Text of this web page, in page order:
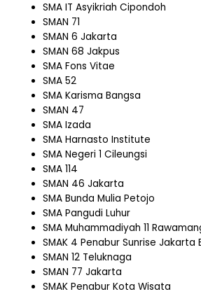
SMA IT Asyikriah Cipondoh
SMAN 71
SMAN 6 Jakarta
SMAN 68 Jakpus
SMA Fons Vitae
SMA 52
SMA Karisma Bangsa
SMAN 47
SMA Izada
SMA Harnasto Institute
SMA Negeri 1 Cileungsi
SMA 114
SMAN 46 Jakarta
SMA Bunda Mulia Petojo
SMA Pangudi Luhur
SMA Muhammadiyah 11
SMAK 4 Penabur Sunrise Jakarta
SMAN 12 Teluknaga
SMAN 77 Jakarta
SMAK Penabur Kota Wisata